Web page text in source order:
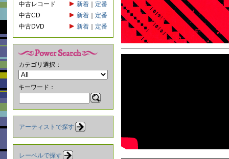
中古レコード
新着
定番
中古CD
新着
定番
中古DVD
新着 定番
カテゴリ選択：
キーワード：
アーティストで探す
レーベルで探す